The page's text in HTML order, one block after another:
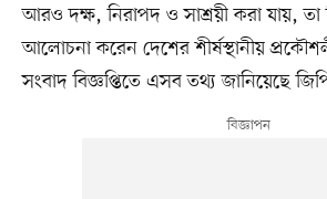
আরও দক্ষ, নিরাপদ ও সাশ্রয়ী করা যায়, তা
আলোচনা করেন দেশের শীর্ষস্থানীয়
সংবাদ বিজ্ঞপ্তিতে এসব তথ্য জানিয়েছে